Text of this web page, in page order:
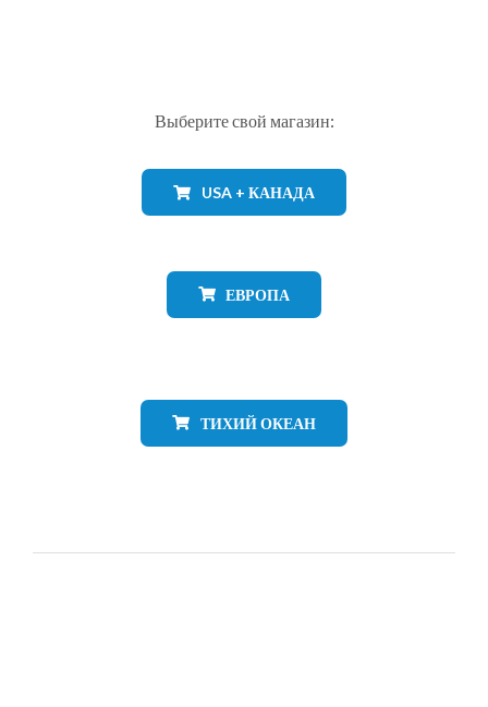
Выберите свой магазин:
USA + КАНАДА
ЕВРОПА
ТИХИЙ ОКЕАН